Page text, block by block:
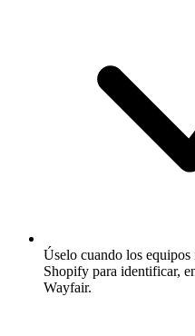
Úselo cuando los equipos
Shopify para identificar,
Wayfair.